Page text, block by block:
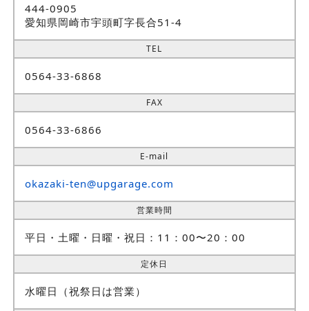
444-0905
愛知県岡崎市宇頭町字長合51-4
TEL
0564-33-6868
FAX
0564-33-6866
E-mail
okazaki-ten@upgarage.com
営業時間
平日・土曜・日曜・祝日：11：00〜20：00
定休日
水曜日（祝祭日は営業）